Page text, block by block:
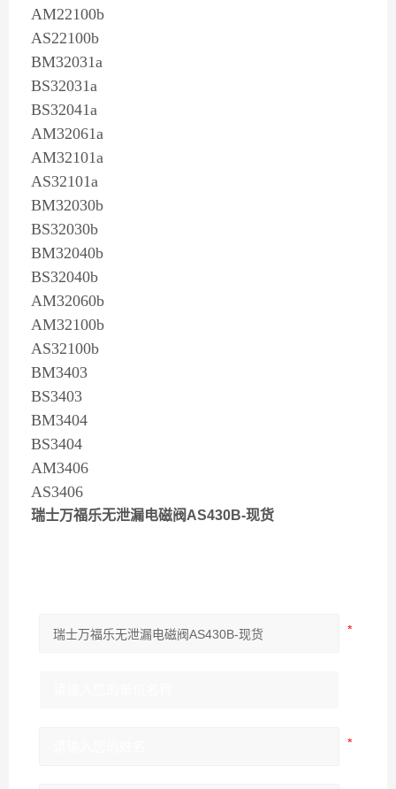
AM22100b
AS22100b
BM32031a
BS32031a
BS32041a
AM32061a
AM32101a
AS32101a
BM32030b
BS32030b
BM32040b
BS32040b
AM32060b
AM32100b
AS32100b
BM3403
BS3403
BM3404
BS3404
AM3406
AS3406
瑞士万福乐无泄漏电磁阀AS430B-现货